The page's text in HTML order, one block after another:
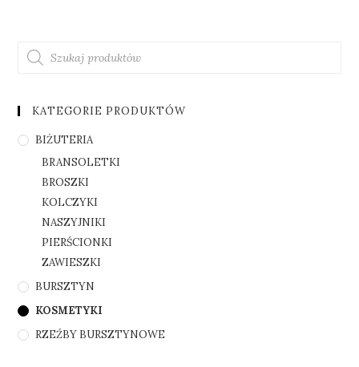
KATEGORIE PRODUKTÓW
BIŻUTERIA
BRANSOLETKI
BROSZKI
KOLCZYKI
NASZYJNIKI
PIERŚCIONKI
ZAWIESZKI
BURSZTYN
KOSMETYKI
RZEŹBY BURSZTYNOWE